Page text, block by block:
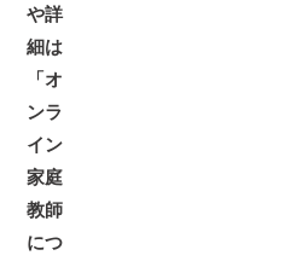
や詳
細は
「オ
ンラ
イン
家庭
教師
につ